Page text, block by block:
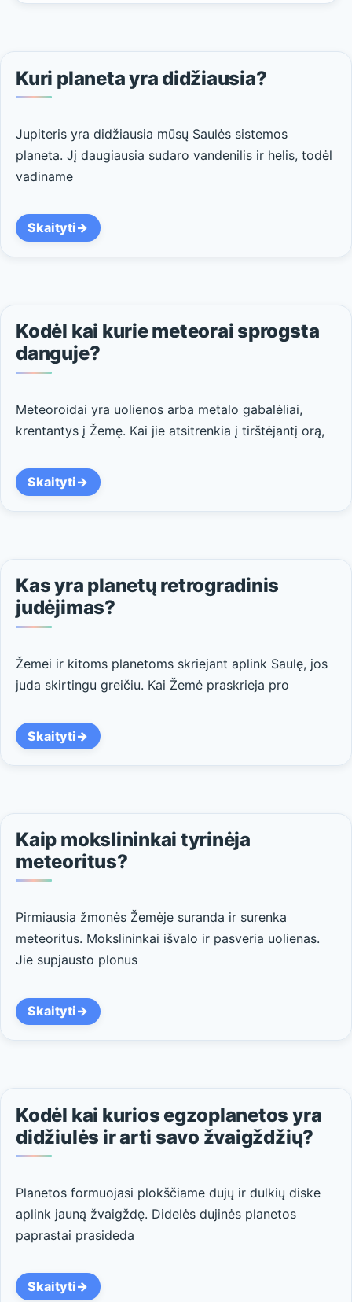
Kuri planeta yra didžiausia?
Jupiteris yra didžiausia mūsų Saulės sistemos
planeta. Jį daugiausia sudaro vandenilis ir helis, todėl
vadiname
Skaityti
Kodėl kai kurie meteorai sprogsta
danguje?
Meteoroidai yra uolienos arba metalo gabalėliai,
krentantys į Žemę. Kai jie atsitrenkia į tirštėjantį orą,
Skaityti
Kas yra planetų retrogradinis
judėjimas?
Žemei ir kitoms planetoms skriejant aplink Saulę, jos
juda skirtingu greičiu. Kai Žemė praskrieja pro
Skaityti
Kaip mokslininkai tyrinėja
meteoritus?
Pirmiausia žmonės Žemėje suranda ir surenka
meteoritus. Mokslininkai išvalo ir pasveria uolienas.
Jie supjausto plonus
Skaityti
Kodėl kai kurios egzoplanetos yra
didžiulės ir arti savo žvaigždžių?
Planetos formuojasi plokščiame dujų ir dulkių diske
aplink jauną žvaigždę. Didelės dujinės planetos
paprastai prasideda
Skaityti